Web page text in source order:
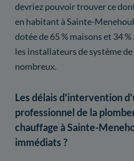
devriez pouvoir trouver ce
en habitant à Sainte-
dotée de 65 % maisons et 34
les installateurs de système
nombreux.
Les délais d'intervention
professionnel de la
chauffage à Sainte-
immédiats ?